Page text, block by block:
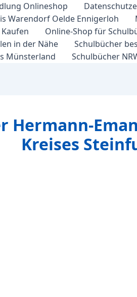
Onlineshop
Warendorf Oelde Ennigerloh
Online-Shop für
in der Nähe
Schulbücher
Münsterland
Schulbücher
Hermann-
Kreises